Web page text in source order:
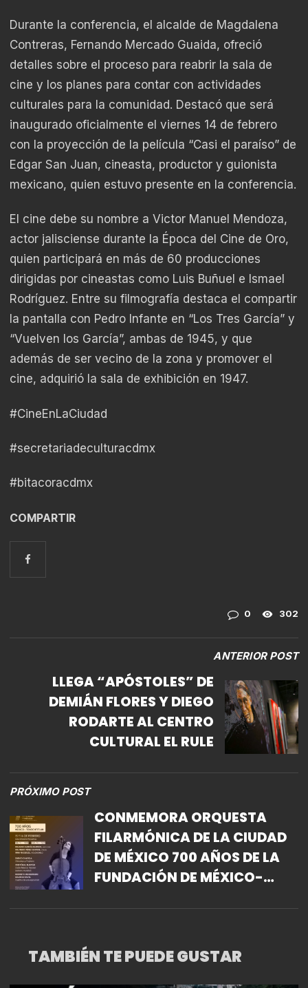
Durante la conferencia, el alcalde de Magdalena
Contreras, Fernando Mercado Guaida, ofreció
detalles sobre el proceso para reabrir la sala de
cine y los planes para contar con actividades
culturales para la comunidad. Destacó que será
inaugurado oficialmente el viernes 14 de febrero
con la proyección de la película “Casi el paraíso” de
Edgar San Juan, cineasta, productor y guionista
mexicano, quien estuvo presente en la conferencia.
El cine debe su nombre a Victor Manuel Mendoza,
actor jalisciense durante la Época del Cine de Oro,
quien participará en más de 60 producciones
dirigidas por cineastas como Luis Buñuel e Ismael
Rodríguez. Entre su filmografía destaca el compartir
la pantalla con Pedro Infante en “Los Tres García” y
“Vuelven los García”, ambas de 1945, y que
además de ser vecino de la zona y promover el
cine, adquirió la sala de exhibición en 1947.
#CineEnLaCiudad
#secretariadeculturacdmx
#bitacoracdmx
COMPARTIR
0 302
ANTERIOR POST
LLEGA “APÓSTOLES” DE
DEMIÁN FLORES Y DIEGO
RODARTE AL CENTRO
CULTURAL EL RULE
PRÓXIMO POST
CONMEMORA ORQUESTA
FILARMÓNICA DE LA CIUDAD
DE MÉXICO 700 AÑOS DE LA
FUNDACIÓN DE MÉXICO-
TAMBIÉN TE PUEDE GUSTAR